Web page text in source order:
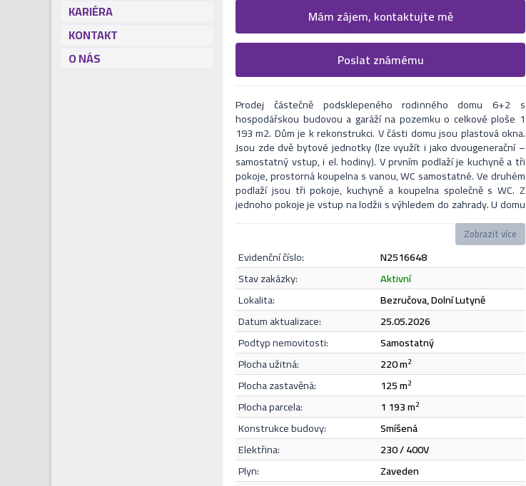
KARIÉRA
KONTAKT
O NÁS
Žádost o více informací
Vyplňte následující formulář. Upřesněte, co by Vás zajímalo.
V nejbližší Vás naši makléři kontaktují.
Souhlasím sezásadami ochrany osobních údajů.
Odeslat
Mám zájem, kontaktujte mě
Formulář odešle nabídku na uvedený email
Poslat známému
Prodej částečně podsklepeného rodinného domu 6+2 s
hospodářskou budovou a garáží na pozemku o celkové ploše 1
193 m2. Dům je k rekonstrukci. V části domu jsou plastová okna.
Jsou zde dvě bytové jednotky (lze využít i jako dvougenerační –
samostatný vstup, i el. hodiny). V prvním podlaží je kuchyně a tři
pokoje, prostorná koupelna s vanou, WC samostatné. Ve druhém
podlaží jsou tři pokoje, kuchyně a koupelna společně s WC. Z
jednoho pokoje je vstup na lodžii s výhledem do zahrady. U domu
je hospodářská budova a garáž. Vytápění je krbovými kamny s
výměníkem. Jedná se o klidnou lokalitu v obci Dolní Lutyně na konci
slepé ulice. Dostupnost veškeré občanské vybavenosti. PENB
nebyl zatím dodán, proto je v souladu se zákonem uváděna
energetická náročnost budovy třída G.
Zobrazit více
evidenční číslo:
N2516648
stav zakázky:
aktivní
lokalita:
Bezručova, Dolní Lutyně
datum aktualizace:
25.05.2026
podtyp nemovitosti:
samostatný
plocha užitná:
220 m2
plocha zastavěná: 125 m2
plocha parcela: 1 193 m2
konstrukce budovy:
smíšená
elektřina:
230 / 400V
plyn:
zaveden